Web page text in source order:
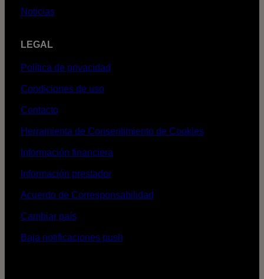
Noticias
LEGAL
Política de privacidad
Condiciones de uso
Contacto
Herramienta de Consentimiento de Cookies
Información financiera
Información prestador
Acuerdo de Corresponsabilidad
Cambiar país
Baja notificaciones push